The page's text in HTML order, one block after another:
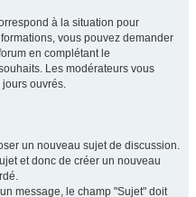
à la situation pour
vous pouvez demander
en complétant le
Les modérateurs vous
ouvrés.
un nouveau sujet de discussion.
et donc de créer un nouveau
message, le champ "Sujet" doit